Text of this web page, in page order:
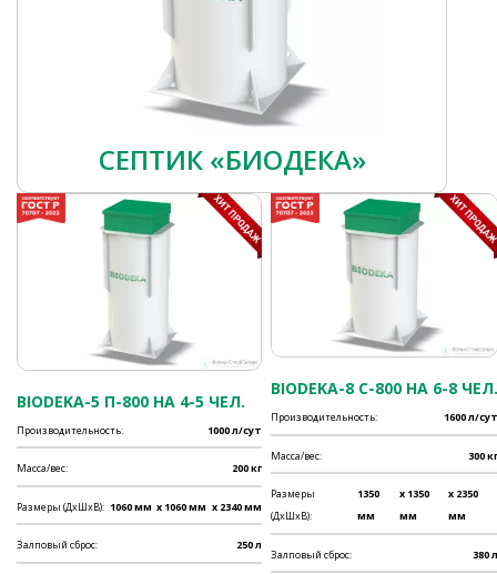
СЕПТИК «БИОДЕКА»
BIODEKA-5 П-800 НА 4-5 ЧЕЛ.
Производительность: 1000 л/сут
Масса/вес: 200 кг
Размеры (ДхШхВ): 1060 мм x 1060 мм x 2340 мм
Залповый сброс: 250 л
BIODEKA-8 C-800 НА 6-8 ЧЕЛ.
Производительность: 1600 л/сут
Масса/вес: 300 кг
Размеры
(ДхШхВ):
1350
мм
x 1350
мм
x 2350
мм
Залповый сброс: 380 л